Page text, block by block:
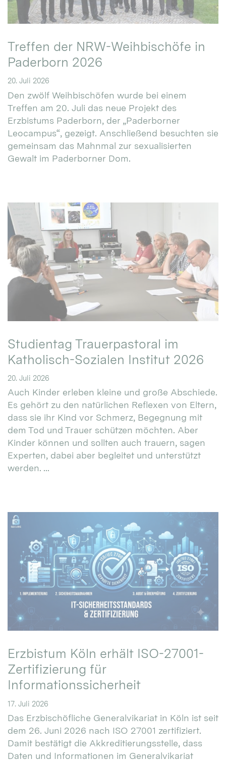
Treffen der NRW-Weihbischöfe in
Paderborn 2026
20. Juli 2026
Den zwölf Weihbischöfen wurde bei einem
Treffen am 20. Juli das neue Projekt des
Erzbistums Paderborn, der „Paderborner
Leocampus“, gezeigt. Anschließend besuchten sie
gemeinsam das Mahnmal zur sexualisierten
Gewalt im Paderborner Dom.
Studientag Trauerpastoral im
Katholisch-Sozialen Institut 2026
20. Juli 2026
Auch Kinder erleben kleine und große Abschiede.
Es gehört zu den natürlichen Reflexen von Eltern,
dass sie ihr Kind vor Schmerz, Begegnung mit
dem Tod und Trauer schützen möchten. Aber
Kinder können und sollten auch trauern, sagen
Experten, dabei aber begleitet und unterstützt
werden. ...
Erzbistum Köln erhält ISO-27001-
Zertifizierung für
Informationssicherheit
17. Juli 2026
Das Erzbischöfliche Generalvikariat in Köln ist seit
dem 26. Juni 2026 nach ISO 27001 zertifiziert.
Damit bestätigt die Akkreditierungsstelle, dass
Daten und Informationen im Generalvikariat